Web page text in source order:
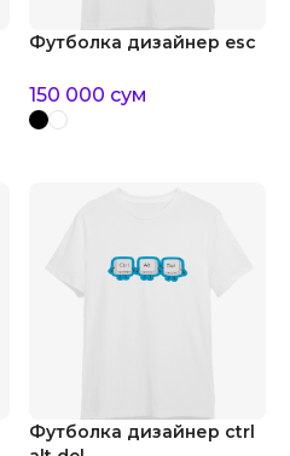
Футболка дизайнер esc
150 000 сум
Футболка дизайнер ctrl